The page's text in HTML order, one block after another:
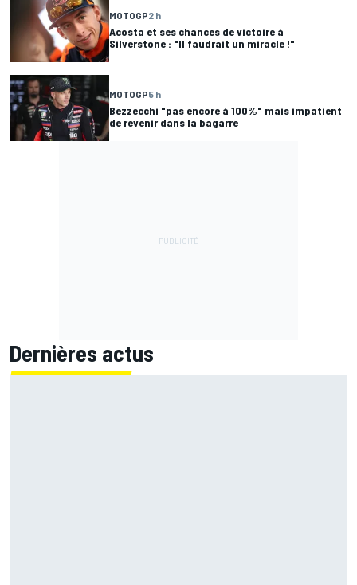
MOTOGP2 h
Acosta et ses chances de victoire à
Silverstone : "Il faudrait un miracle !"
MOTOGP5 h
Bezzecchi "pas encore à 100%" mais impatient
de revenir dans la bagarre
Dernières actus